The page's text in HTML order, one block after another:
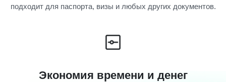
подходит для паспорта, визы и любых других документов.
Экономия времени и денег